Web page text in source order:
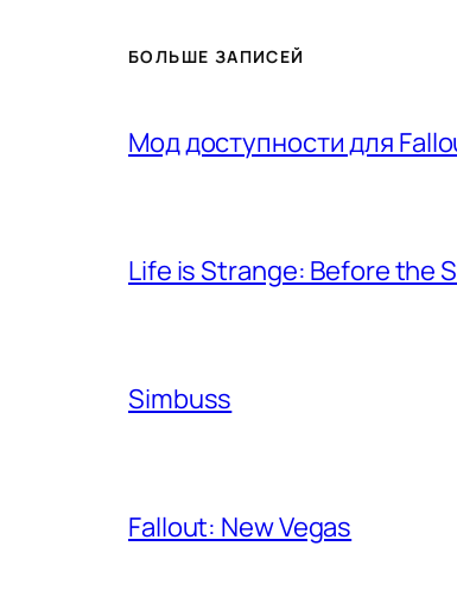
БОЛЬШЕ ЗАПИСЕЙ
Мод доступности для
Life is Strange: Before the
Simbuss
Fallout: New Vegas